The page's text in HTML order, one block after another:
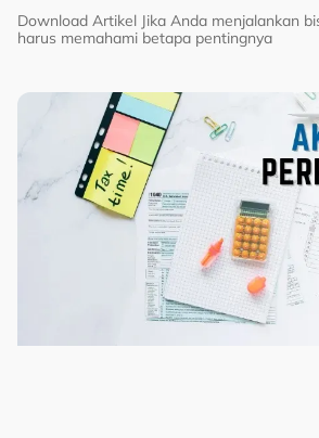
Download Artikel Jika Anda menjalankan
harus memahami betapa pentingnya